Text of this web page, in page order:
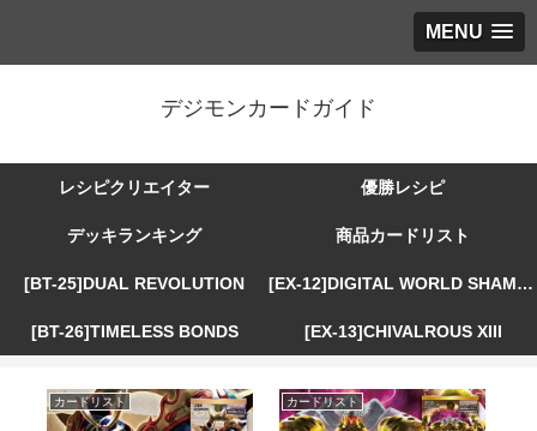
MENU
デジモンカードガイド
レシピクリエイター 優勝レシピ
デッキランキング 商品カードリスト
[BT-25]DUAL REVOLUTION [EX-12]DIGITAL WORLD SHAMBALA
[BT-26]TIMELESS BONDS [EX-13]CHIVALROUS XIII
カードリスト カードリスト